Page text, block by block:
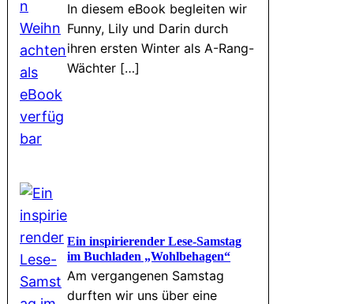
In diesem eBook begleiten wir
Funny, Lily und Darin durch
ihren ersten Winter als A-Rang-
Wächter […]
Ein inspirierender Lese-Samstag
im Buchladen „Wohlbehagen“
Am vergangenen Samstag
durften wir uns über eine